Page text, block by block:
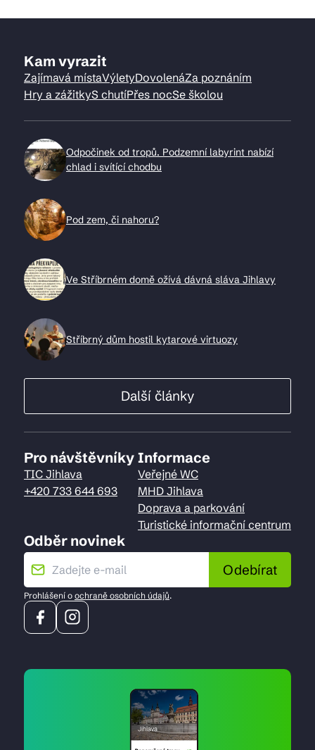
Kam vyrazit
Zajímavá místaVýletyDovolenáZa poznáním
Hry a zážitkyS chutíPřes nocSe školou
Odpočinek od tropů. Podzemní labyrint nabízí
chlad i svítící chodbu
Pod zem, či nahoru?
Ve Stříbrném domě ožívá dávná sláva Jihlavy
Stříbrný dům hostil kytarové virtuozy
Další články
Pro návštěvníky
TIC Jihlava
+420 733 644 693
Informace
Veřejné WC
MHD Jihlava
Doprava a parkování
Turistické informační centrum
Odběr novinek
Odebírat
Prohlášení o ochraně osobních údajů.